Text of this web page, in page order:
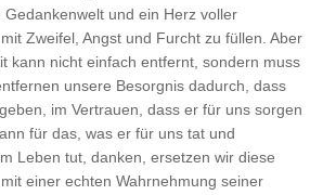
und ein Herz voller
Zweifel, Angst und Furcht zu füllen. Aber
kann nicht einfach entfernt, sondern muss
unsere Besorgnis dadurch, dass
im Vertrauen, dass er für uns sorgen
für das, was er für uns tat und
Leben tut, danken, ersetzen wir diese
einer echten Wahrnehmung seiner